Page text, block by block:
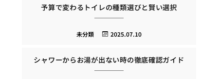
予算で変わるトイレの種類選びと賢い選択
2025.07.10
未分類
シャワーからお湯が出ない時の徹底確認ガイド